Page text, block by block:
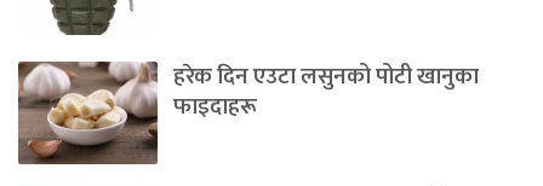
हरेक दिन एउटा लसुनको पोटी खानुका
फाइदाहरू